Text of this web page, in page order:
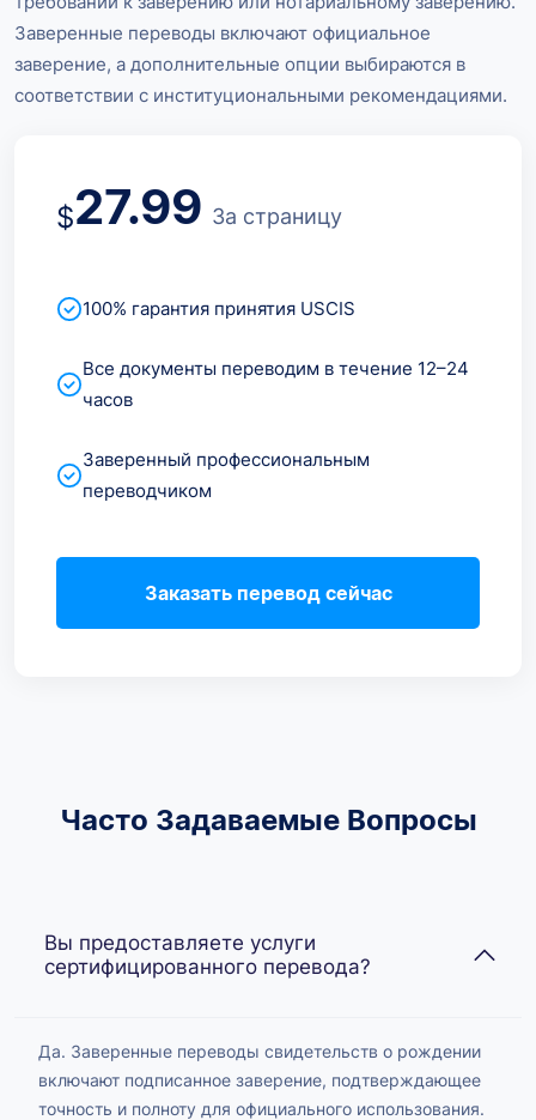
Заверенные переводы включают официальное
заверение, а дополнительные опции выбираются в
соответствии с институциональными рекомендациями.
$27.99 За страницу
100% гарантия принятия USCIS
Все документы переводим в течение 12–24
часов
Заверенный профессиональным
переводчиком
Заказать перевод сейчас
Часто Задаваемые Вопросы
Вы предоставляете услуги
сертифицированного перевода?
Да. Заверенные переводы свидетельств о рождении
включают подписанное заверение, подтверждающее
точность и полноту для официального использования.